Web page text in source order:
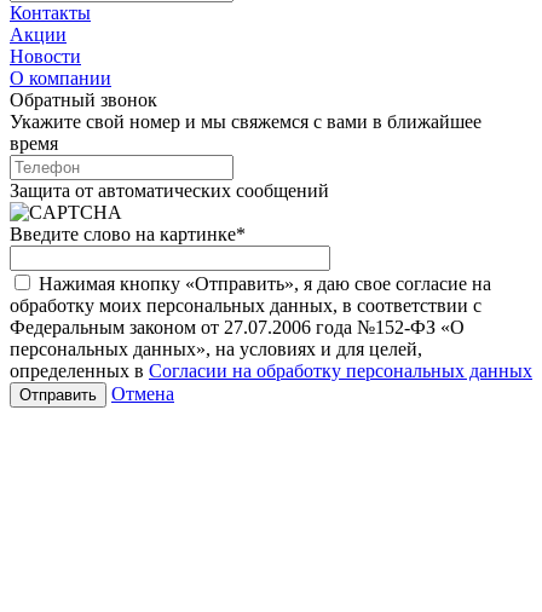
Контакты
Акции
Новости
О компании
Обратный звонок
Укажите свой номер и мы свяжемся с вами в ближайшее
время
Защита от автоматических сообщений
Введите слово на картинке*
Нажимая кнопку «Отправить», я даю свое согласие на
обработку моих персональных данных, в соответствии с
Федеральным законом от 27.07.2006 года №152-ФЗ «О
персональных данных», на условиях и для целей,
определенных в Согласии на обработку персональных данных
Отмена